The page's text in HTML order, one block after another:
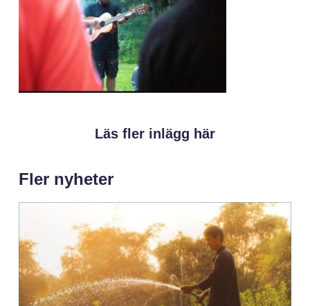
Läs fler inlägg här
Fler nyheter